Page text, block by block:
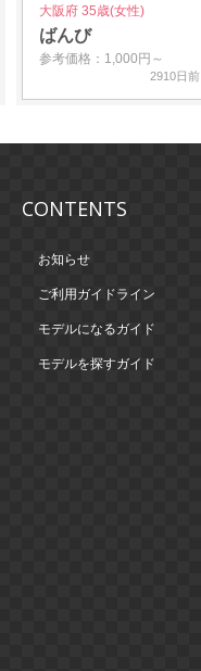
大阪府 35歳(女性)
ばんび
参考価格：1,000円～
2910日前
CONTENTS
お知らせ
ご利用ガイドライン
モデルになるガイド
モデルを探すガイド